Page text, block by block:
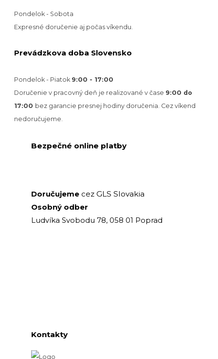
Pondelok - Sobota
Expresné doručenie aj počas víkendu.
Prevádzkova doba Slovensko
Pondelok - Piatok 9:00 - 17:00
Doručenie v pracovný deň je realizované v čase 9:00 do
17:00 bez garancie presnej hodiny doručenia. Cez víkend
nedoručujeme.
Bezpečné online platby
Doručujeme cez GLS Slovakia
Osobný odber
Ludvíka Svobodu 78, 058 01 Poprad
Kontakty